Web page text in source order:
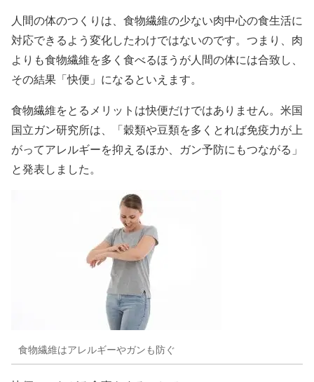
人間の体のつくりは、食物繊維の少ない肉中心の食生活に
対応できるよう変化したわけではないのです。つまり、肉
よりも食物繊維を多く食べるほうが人間の体には合致し、
その結果「快便」になるといえます。
食物繊維をとるメリットは快便だけではありません。米国
国立ガン研究所は、「穀類や豆類を多くとれば免疫力が上
がってアレルギーを抑えるほか、ガン予防にもつながる」
と発表しました。
食物繊維はアレルギーやガンも防ぐ